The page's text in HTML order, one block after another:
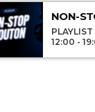
NON-
12:00 -